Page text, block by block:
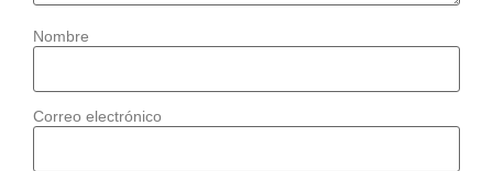
Nombre
Correo electrónico